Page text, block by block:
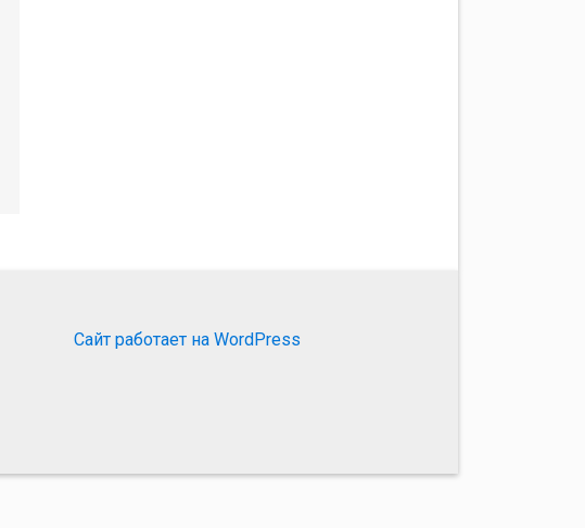
Сайт работает на WordPress